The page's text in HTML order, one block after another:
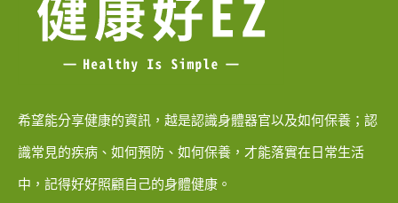
希望能分享健康的資訊，越是認識身體器官以及如何保養；認
識常見的疾病、如何預防、如何保養，才能落實在日常生活
中，記得好好照顧自己的身體健康。